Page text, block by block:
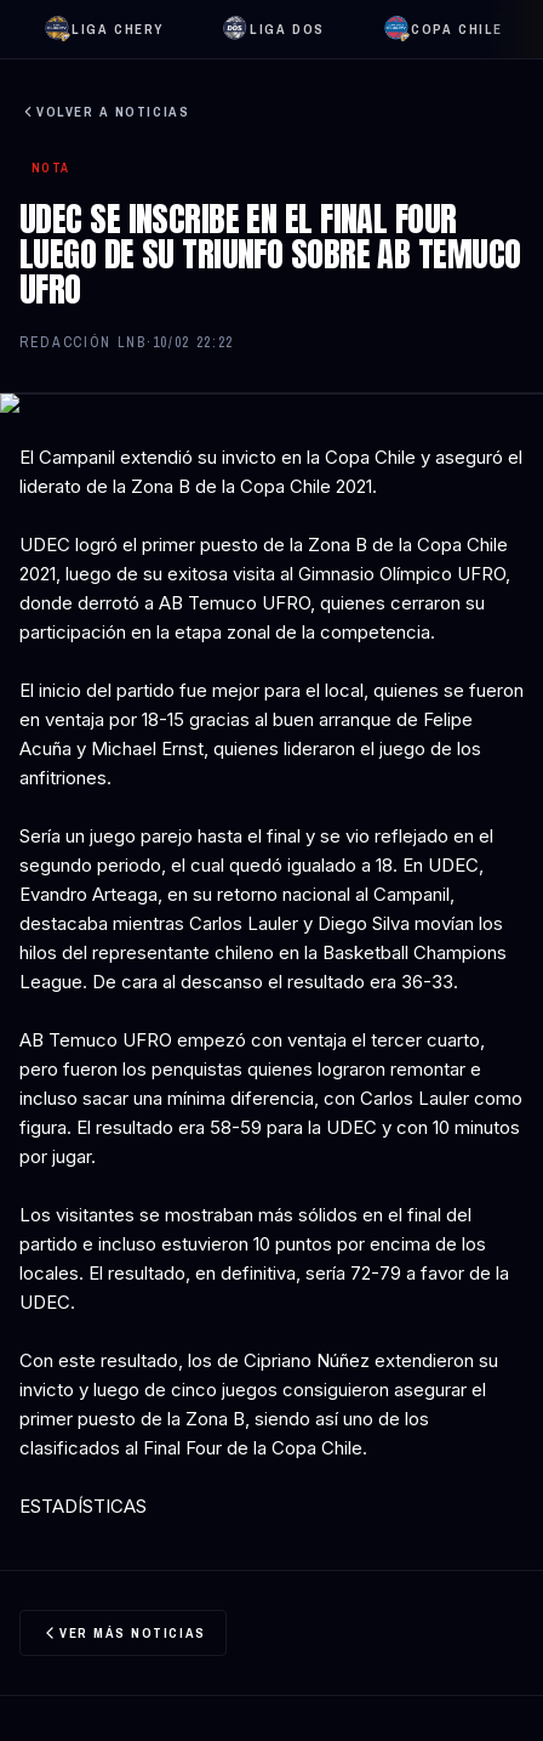
LIGA CHERY LIGA DOS COPA CHILE
VOLVER A NOTICIAS
NOTA
UDEC SE INSCRIBE EN EL FINAL FOUR
LUEGO DE SU TRIUNFO SOBRE AB TEMUCO
UFRO
REDACCIÓN LNB· 10/02 22:22
El Campanil extendió su invicto en la Copa Chile y aseguró el
liderato de la Zona B de la Copa Chile 2021.
UDEC logró el primer puesto de la Zona B de la Copa Chile
2021, luego de su exitosa visita al Gimnasio Olímpico UFRO,
donde derrotó a AB Temuco UFRO, quienes cerraron su
participación en la etapa zonal de la competencia.
El inicio del partido fue mejor para el local, quienes se fueron
en ventaja por 18-15 gracias al buen arranque de Felipe
Acuña y Michael Ernst, quienes lideraron el juego de los
anfitriones.
Sería un juego parejo hasta el final y se vio reflejado en el
segundo periodo, el cual quedó igualado a 18. En UDEC,
Evandro Arteaga, en su retorno nacional al Campanil,
destacaba mientras Carlos Lauler y Diego Silva movían los
hilos del representante chileno en la Basketball Champions
League. De cara al descanso el resultado era 36-33.
AB Temuco UFRO empezó con ventaja el tercer cuarto,
pero fueron los penquistas quienes lograron remontar e
incluso sacar una mínima diferencia, con Carlos Lauler como
figura. El resultado era 58-59 para la UDEC y con 10 minutos
por jugar.
Los visitantes se mostraban más sólidos en el final del
partido e incluso estuvieron 10 puntos por encima de los
locales. El resultado, en definitiva, sería 72-79 a favor de la
UDEC.
Con este resultado, los de Cipriano Núñez extendieron su
invicto y luego de cinco juegos consiguieron asegurar el
primer puesto de la Zona B, siendo así uno de los
clasificados al Final Four de la Copa Chile.
ESTADÍSTICAS
VER MÁS NOTICIAS